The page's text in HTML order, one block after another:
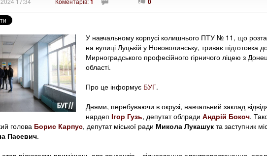
У навчальному корпусі колишнього ПТУ № 11, що
на вулиці Луцькій у Нововолинську, триває підготовка
Мирноградського професійного гірничого ліцею з
області.
Про це інформує БУГ.
Днями, перебуваючи в окрузі, навчальний заклад
нардеп Ігор Гузь, депутат облради Андрій Бокоч.
голова Борис Карпус, депутат міської ради Микола Лукашук та заступник
Пасевич.